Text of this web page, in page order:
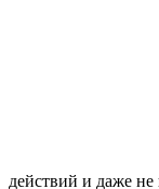
действий и даже